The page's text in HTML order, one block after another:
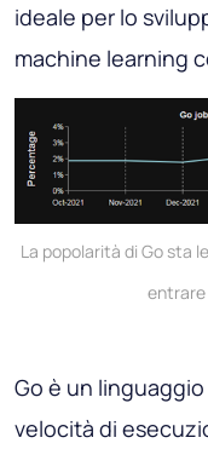
ideale per lo
machine learning
La popolarità di Go sta
entrare
Go è un
velocità di